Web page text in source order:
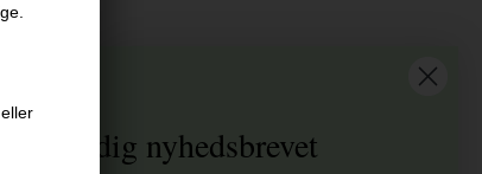
hverdag ved bestilling inden kl 14:45
dig nyhedsbrevet